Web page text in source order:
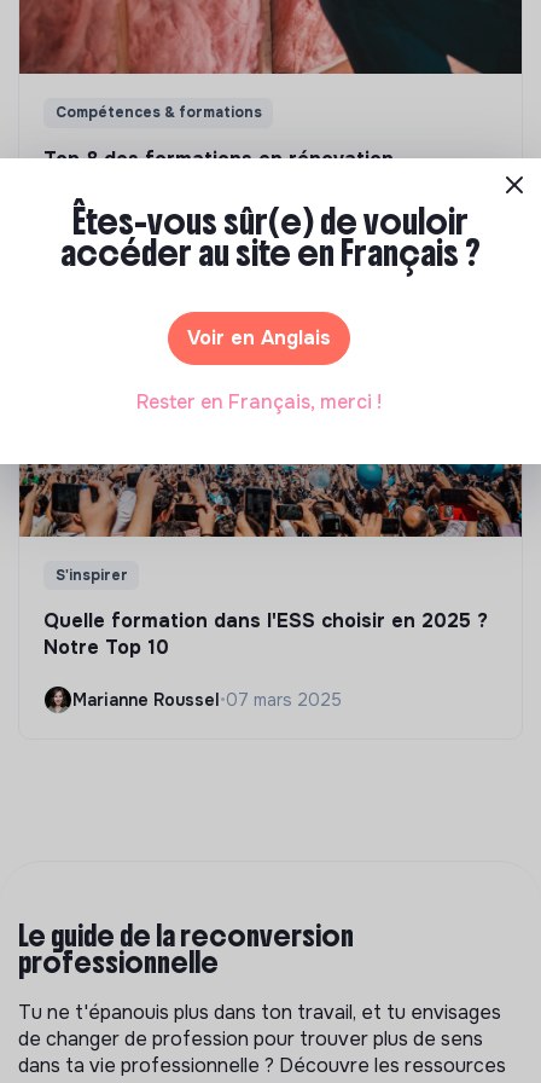
Compétences & formations
Top 8 des formations en rénovation
Marianne Roussel •21 janvier 2025
S'inspirer
Quelle formation dans l'ESS choisir en 2025 ?
Notre Top 10
Marianne Roussel•07 mars 2025
Le guide de la reconversion
professionnelle
Tu ne t'épanouis plus dans ton travail, et tu envisages
de changer de profession pour trouver plus de sens
dans ta vie professionnelle ? Découvre les ressources
Êtes-vous sûr(e) de vouloir
accéder au site en Français ?
Voir en Anglais
Rester en Français, merci !